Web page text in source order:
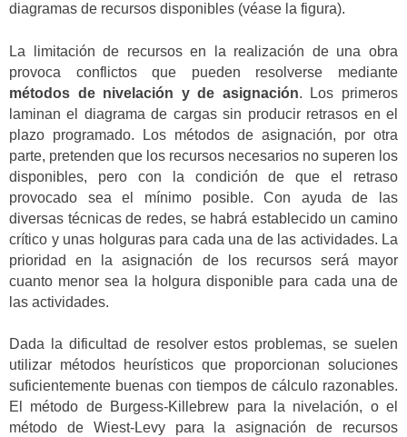
diagramas de recursos disponibles (véase la figura).
La limitación de recursos en la realización de una obra
provoca conflictos que pueden resolverse mediante
métodos de nivelación y de asignación. Los primeros
laminan el diagrama de cargas sin producir retrasos en el
plazo programado. Los métodos de asignación, por otra
parte, pretenden que los recursos necesarios no superen los
disponibles, pero con la condición de que el retraso
provocado sea el mínimo posible. Con ayuda de las
diversas técnicas de redes, se habrá establecido un camino
crítico y unas holguras para cada una de las actividades. La
prioridad en la asignación de los recursos será mayor
cuanto menor sea la holgura disponible para cada una de
las actividades.
Dada la dificultad de resolver estos problemas, se suelen
utilizar métodos heurísticos que proporcionan soluciones
suficientemente buenas con tiempos de cálculo razonables.
El método de Burgess-Killebrew para la nivelación, o el
método de Wiest-Levy para la asignación de recursos